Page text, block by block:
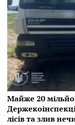
Майже 20
лісів та злив